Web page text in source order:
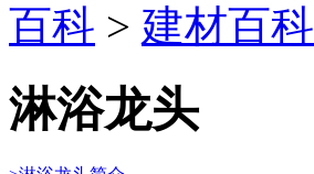
百科 > 建材百科
淋浴龙头